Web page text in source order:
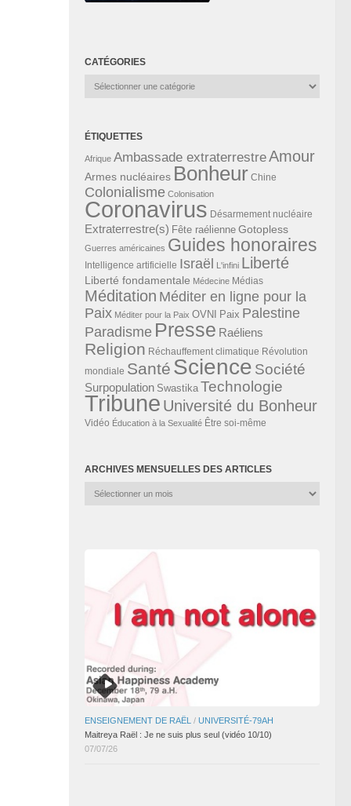
CATÉGORIES
Catégories
ÉTIQUETTES
Afrique Ambassade extraterrestreAmour
Armes nucléaires Bonheur Chine
Colonialisme Colonisation
Coronavirus Désarmement nucléaire
Extraterrestre(s) Fête raélienne Gotopless
Guerres américaines Guides honoraires
Intelligence artificielle Israël L'infini Liberté
Liberté fondamentale Médecine Médias
Méditation Méditer en ligne pour la
Paix Méditer pour la Paix OVNI Paix Palestine
Paradisme Presse Raéliens
Religion Réchauffement climatique Révolution
mondiale Santé Science Société
Surpopulation Swastika Technologie
Tribune Université du Bonheur
Vidéo Éducation à la Sexualité Être soi-même
ARCHIVES MENSUELLES DES ARTICLES
Archives
ENSEIGNEMENT DE RAËL / UNIVERSITÉ-79AH
Maitreya Raël : Je ne suis plus seul (vidéo 10/10)
07/07/26